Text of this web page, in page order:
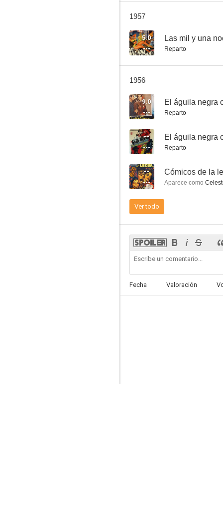
--
Nunca es tarde para amar
1957
5.0 Las mil y una
Reparto
1956
9.0
Reparto
--
Reparto
-- Cómicos de la
Aparece como
Ver todo
Fecha Valoración